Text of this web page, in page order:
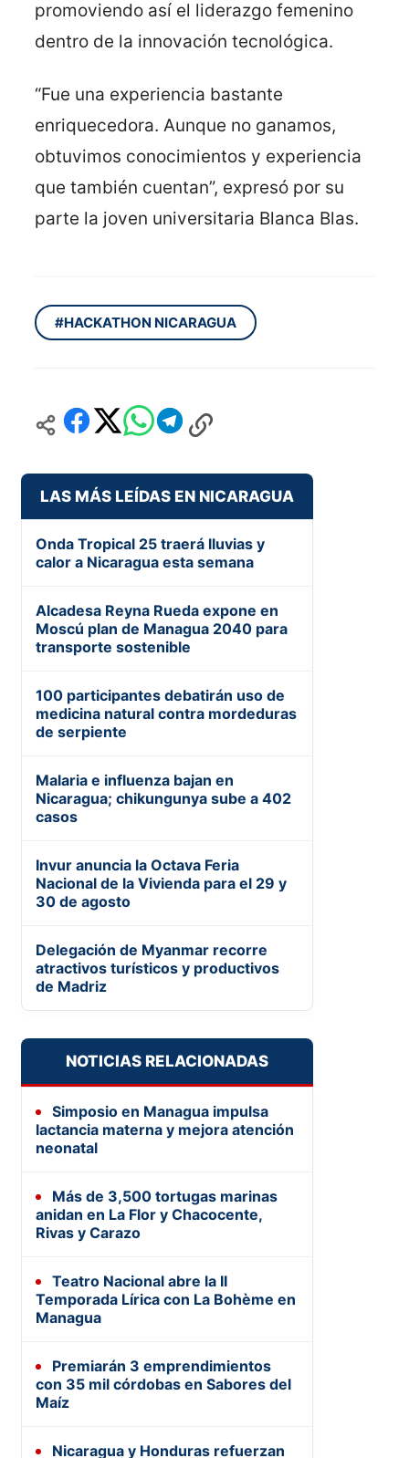
promoviendo así el liderazgo femenino
dentro de la innovación tecnológica.
“Fue una experiencia bastante
enriquecedora. Aunque no ganamos,
obtuvimos conocimientos y experiencia
que también cuentan”, expresó por su
parte la joven universitaria Blanca Blas.
#HACKATHON NICARAGUA
LAS MÁS LEÍDAS EN NICARAGUA
Onda Tropical 25 traerá lluvias y
calor a Nicaragua esta semana
Alcadesa Reyna Rueda expone en
Moscú plan de Managua 2040 para
transporte sostenible
100 participantes debatirán uso de
medicina natural contra mordeduras
de serpiente
Malaria e influenza bajan en
Nicaragua; chikungunya sube a 402
casos
Invur anuncia la Octava Feria
Nacional de la Vivienda para el 29 y
30 de agosto
Delegación de Myanmar recorre
atractivos turísticos y productivos
de Madriz
NOTICIAS RELACIONADAS
Simposio en Managua impulsa
lactancia materna y mejora atención
neonatal
Más de 3,500 tortugas marinas
anidan en La Flor y Chacocente,
Rivas y Carazo
Teatro Nacional abre la II
Temporada Lírica con La Bohème en
Managua
Premiarán 3 emprendimientos
con 35 mil córdobas en Sabores del
Maíz
Nicaragua y Honduras refuerzan